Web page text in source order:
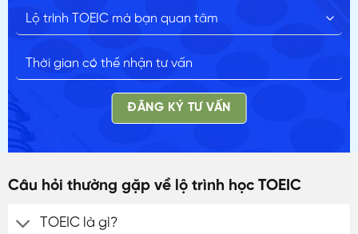
ĐĂNG KÝ TƯ VẤN
Câu hỏi thường gặp về lộ trình học TOEIC
TOEIC là gì?